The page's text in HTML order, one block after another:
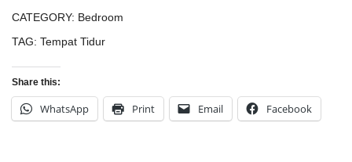
CATEGORY: Bedroom
TAG: Tempat Tidur
Share this:
WhatsApp Print Email Facebook